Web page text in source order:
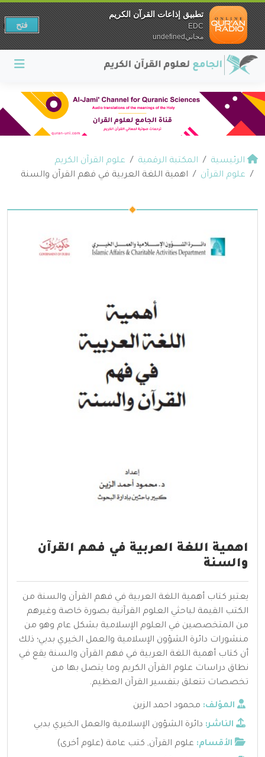
الرئيسية المكتبة الرقمية
علوم القرآن الكريم
علوم القرآن
اهمية اللغة العربية في فهم القرآن والسنة
اهمية اللغة العربية في فهم القرآن
والسنة
يعتبر كتاب أهمية اللغة العربية في فهم القرآن والسنة من
الكتب القيمة لباحثي العلوم القرآنية بصورة خاصة وغيرهم
من المتخصصين في العلوم الإسلامية بشكل عام وهو من
منشورات دائرة الشؤون الإسلامية والعمل الخيري بدبي؛ ذلك
أن كتاب أهمية اللغة العربية في فهم القرآن والسنة يقع في
نطاق دراسات علوم القرآن الكريم وما يتصل بها من
تخصصات تتعلق بتفسير القرآن العظيم.
المؤلف: محمود احمد الزين
الناشر: دائرة الشؤون الإسلامية والعمل الخيري بدبي
الأقسام: علوم القرآن, كتب عامة (علوم أخرى)
تطبيق إذاعات القرآن الكريم
EDC
مجانيundefined
فتح